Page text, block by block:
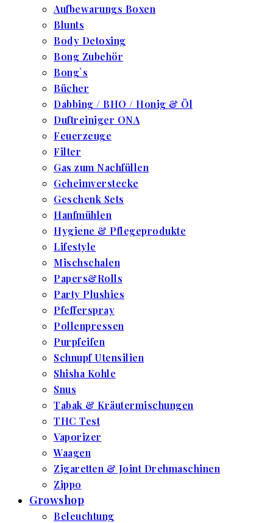
Aufbewarungs Boxen
Blunts
Body Detoxing
Bong Zubehör
Bong`s
Bücher
Dabbing / BHO / Honig & Öl
Duftreiniger ONA
Feuerzeuge
Filter
Gas zum Nachfüllen
Geheimverstecke
Geschenk Sets
Hanfmühlen
Hygiene & Pflegeprodukte
Lifestyle
Mischschalen
Papers&Rolls
Party Plushies
Pfefferspray
Pollenpressen
Purpfeifen
Schnupf Utensilien
Shisha Kohle
Snus
Tabak & Kräutermischungen
THC Test
Vaporizer
Waagen
Zigaretten & Joint Drehmaschinen
Zippo
Growshop
Beleuchtung